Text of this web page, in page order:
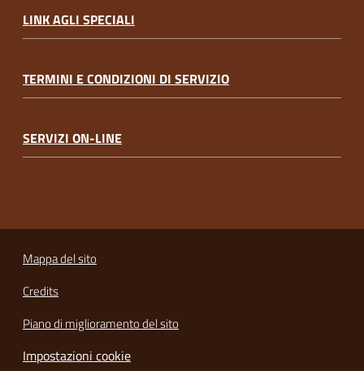
LINK AGLI SPECIALI
TERMINI E CONDIZIONI DI SERVIZIO
SERVIZI ON-LINE
Mappa del sito
Credits
Piano di miglioramento del sito
Impostazioni cookie